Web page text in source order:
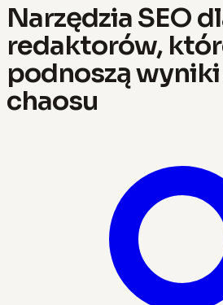
Narzędzia SEO
redaktorów,
podnoszą
chaosu